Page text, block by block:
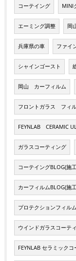
コーテイング MINI
エーミング調整 岡
兵庫県の車 ファイ
シャインゴースト
岡山 カーフィルム
フロントガラス フィ
FEYNLAB CERAMIC
ガラスコーティング
コーテイングBLOG(施
カーフィルムBLOG(施
プロテクションフィル
ウインドガラスコーテ
FEYNLAB セラミック